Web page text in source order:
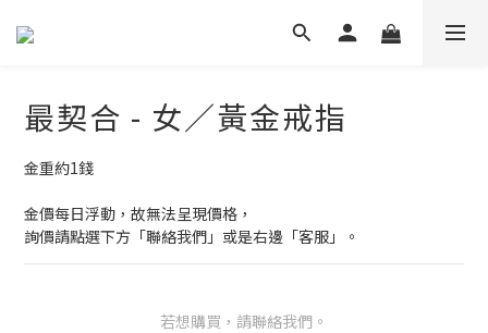
最契合 - 女／黃金戒指
金重約1錢
金價每日浮動，故無法呈現價格，
詢價請點選下方「聯絡我們」或是右邊「客服」。
若想購買，請聯絡我們。